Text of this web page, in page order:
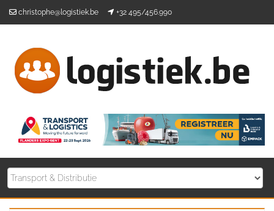
christophe@logistiek.be +32 495/456.990